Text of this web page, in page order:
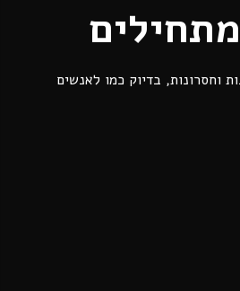
וחסרונות, בדיוק כמו לאנשים